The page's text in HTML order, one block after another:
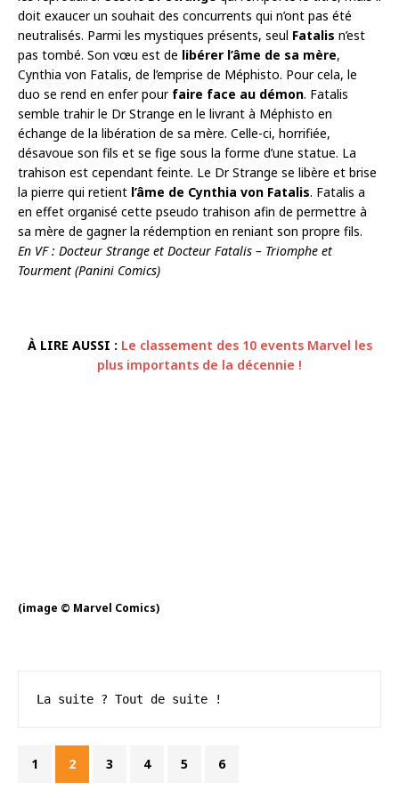
doit exaucer un souhait des concurrents qui n’ont pas été
neutralisés. Parmi les mystiques présents, seul Fatalis n’est
pas tombé. Son vœu est de libérer l’âme de sa mère,
Cynthia von Fatalis, de l’emprise de Méphisto. Pour cela, le
duo se rend en enfer pour faire face au démon. Fatalis
semble trahir le Dr Strange en le livrant à Méphisto en
échange de la libération de sa mère. Celle-ci, horrifiée,
désavoue son fils et se fige sous la forme d’une statue. La
trahison est cependant feinte. Le Dr Strange se libère et brise
la pierre qui retient l’âme de Cynthia von Fatalis. Fatalis a
en effet organisé cette pseudo trahison afin de permettre à
sa mère de gagner la rédemption en reniant son propre fils.
En VF : Docteur Strange et Docteur Fatalis – Triomphe et
Tourment (Panini Comics)
À LIRE AUSSI : Le classement des 10 events Marvel les
plus importants de la décennie !
(image © Marvel Comics)
La suite ? Tout de suite !
1 2 3 4 5 6